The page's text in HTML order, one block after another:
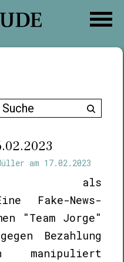
Suche
am 17.02.2023
als
Fake-News-
"Team Jorge"
Bezahlung
manipuliert